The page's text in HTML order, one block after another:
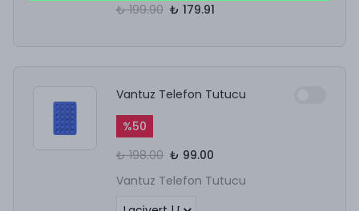
₺ 199.90 ₺ 179.91
Vantuz Telefon Tutucu
%50
₺ 198.00 ₺ 99.00
Vantuz Telefon Tutucu